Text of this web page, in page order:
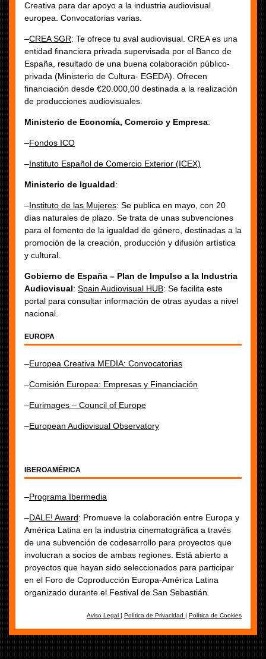
Creativa para dar apoyo a la industria audiovisual
europea. Convocatorias varias.
–CREA SGR: Te ofrece tu aval audiovisual. CREA es una
entidad financiera privada supervisada por el Banco de
España, resultado de una buena colaboración público-
privada (Ministerio de Cultura- EGEDA). Ofrecen
financiación desde €20.000,00 destinada a la realización
de producciones audiovisuales.
Ministerio de Economía, Comercio y Empresa:
–Fondos ICO
–Instituto Español de Comercio Exterior (ICEX)
Ministerio de Igualdad:
–Instituto de las Mujeres: Se publica en mayo, con 20
días naturales de plazo. Se trata de unas subvenciones
para el fomento de la igualdad de género, destinadas a la
promoción de la creación, producción y difusión artística
y cultural.
Gobierno de España – Plan de Impulso a la Industria
Audiovisual: Spain Audiovisual HUB: Se facilita este
portal para consultar información de otras ayudas a nivel
nacional.
EUROPA
–Europea Creativa MEDIA: Convocatorias
–Comisión Europea: Empresas y Financiación
–Eurimages – Council of Europe
–European Audiovisual Observatory
IBEROAMÉRICA
–Programa Ibermedia
–DALE! Award: Promueve la colaboración entre Europa y
América Latina en la industria cinematográfica a través
de una subvención de codesarrollo para proyectos que
involucran a socios de ambas regiones. Está abierto a
proyectos que hayan sido seleccionados para participar
en el Foro de Coproducción Europa-América Latina
organizado durante el Festival de San Sebastián.
Aviso Legal | Política de Privacidad | Política de Cookies